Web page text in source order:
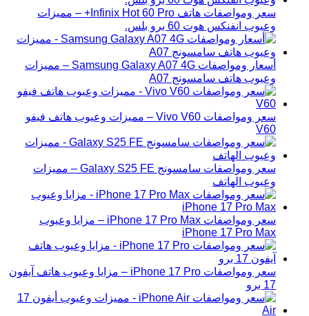
سعر ومواصفات هاتف Infinix Hot 60 Pro+ – مميزات
وعيوب انفنكس هوت 60 برو بلس.
أسعار ومواصفات Samsung Galaxy A07 4G – مميزات
وعيوب هاتف سامسونج A07
سعر ومواصفات Vivo V60 – مميزات وعيوب هاتف فيفو
V60
سعر ومواصفات سامسونج Galaxy S25 FE – مميزات
وعيوب الهاتف
سعر ومواصفات iPhone 17 Pro Max – مزايا وعيوب
iPhone 17 Pro Max
سعر ومواصفات iPhone 17 Pro – مزايا وعيوب هاتف آيفون
17 برو